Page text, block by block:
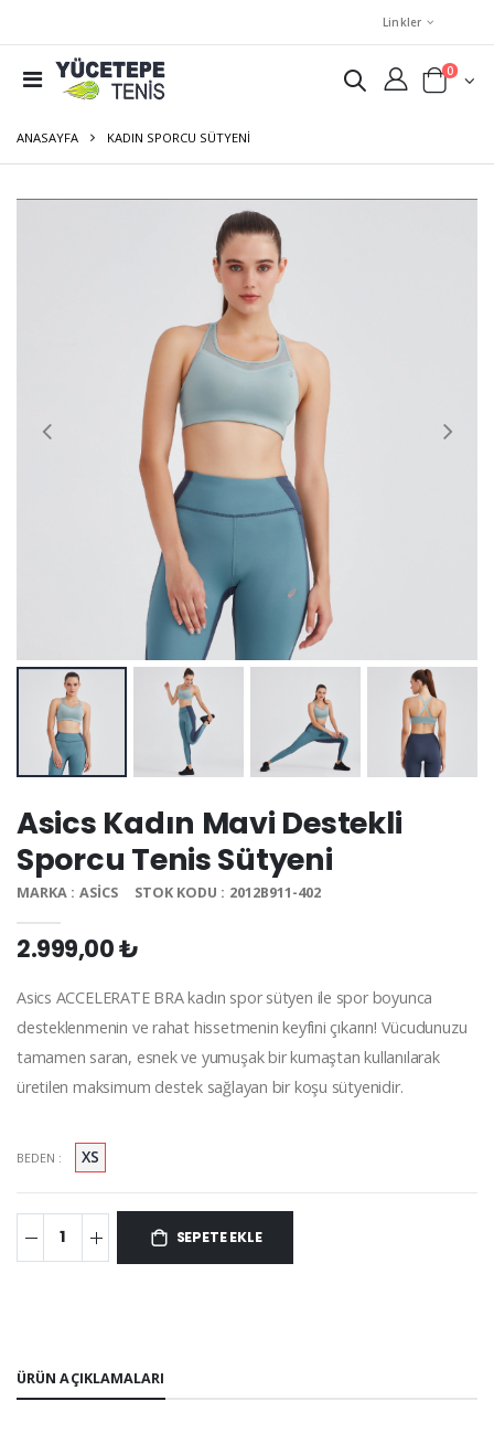
Linkler
0
ANASAYFA KADIN SPORCU SÜTYENI
Asics Kadın Mavi Destekli
Sporcu Tenis Sütyeni
MARKA : ASICS STOK KODU : 2012B911-402
2.999,00 ₺
Asics ACCELERATE BRA kadın spor sütyen ile spor boyunca
desteklenmenin ve rahat hissetmenin keyfini çıkarın! Vücudunuzu
tamamen saran, esnek ve yumuşak bir kumaştan kullanılarak
üretilen maksimum destek sağlayan bir koşu sütyenidir.
BEDEN : XS
SEPETE EKLE
ÜRÜN AÇIKLAMALARI